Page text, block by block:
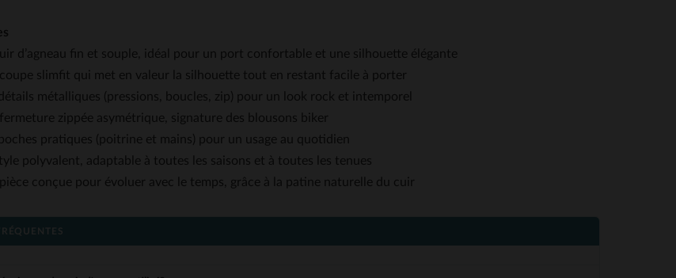
d’agneau fin et souple, idéal pour un port confortable et une silhouette élégante
slimfit qui met en valeur la silhouette tout en restant facile à porter
détails métalliques (pressions, boucles, zip) pour un look rock et intemporel
zippée asymétrique, signature des blousons biker
poches pratiques (poitrine et mains) pour un usage au quotidien
polyvalent, adaptable à toutes les saisons et à toutes les tenues
conçue pour évoluer avec le temps, grâce à la patine naturelle du cuir